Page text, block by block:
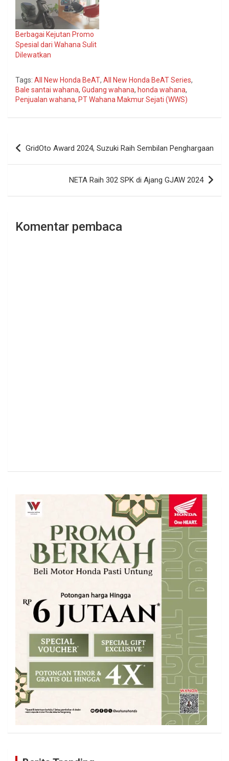
Berbagai Kejutan Promo
Spesial dari Wahana Sulit
Dilewatkan
Tags: All New Honda BeAT, All New Honda BeAT Series,
Bale santai wahana, Gudang wahana, honda wahana,
Penjualan wahana, PT Wahana Makmur Sejati (WWS)
Navigasi
pos
GridOto Award 2024, Suzuki Raih Sembilan Penghargaan
NETA Raih 302 SPK di Ajang GJAW 2024
Komentar pembaca